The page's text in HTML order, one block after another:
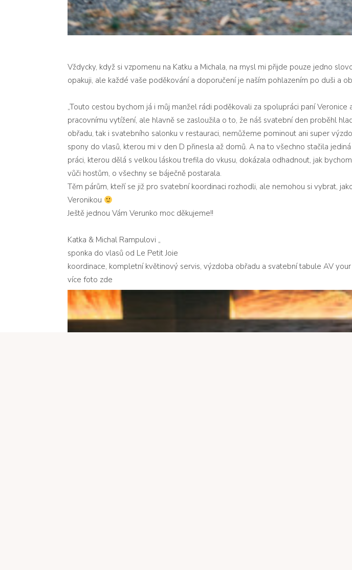
Vždycky, když si vzpomenu na Katku a Michala, na mysl mi přijde pouze jedno
opakuji, ale každé vaše poděkování a doporučení je naším pohlazením po duši a
„Touto cestou bychom já i můj manžel rádi poděkovali za spolupráci paní
pracovnímu vytížení, ale hlavně se zasloužila o to, že náš svatební den proběhl
obřadu, tak i svatebního salonku v restauraci, nemůžeme pominout ani super
spony do vlasů, kterou mi v den D přinesla až domů. A na to všechno stačila
práci, kterou dělá s velkou láskou trefila do vkusu, dokázala odhadnout, jak
vůči hostům, o všechny se báječně postarala.
Těm párům, kteří se již pro svatební koordinaci rozhodli, ale nemohou si vybrat,
Veronikou
Ještě jednou Vám Verunko moc děkujeme!!
Katka & Michal Rampulovi „
sponka do vlasů od Le Petit Joie
koordinace, kompletní květinový servis, výzdoba obřadu a svatební tabule AV
více foto zde